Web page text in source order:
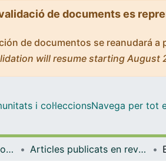
de documents es
de documentos se reanudará
will resume starting August
i col·leccionsNavega per tot
Psicologia Social i Psicologia Quantitativa Articles publicats en revistes (Psicologia Social i Psicologia Quantitativa)